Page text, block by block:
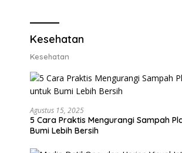
Lobster 50 Gram
Kesehatan
Kesehatan
Agustus 15, 2025
5 Cara Praktis Mengurangi Sampah
Bumi Lebih Bersih